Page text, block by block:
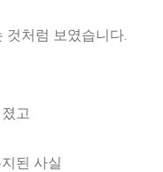
것처럼 보였습니다.
고
된 사실